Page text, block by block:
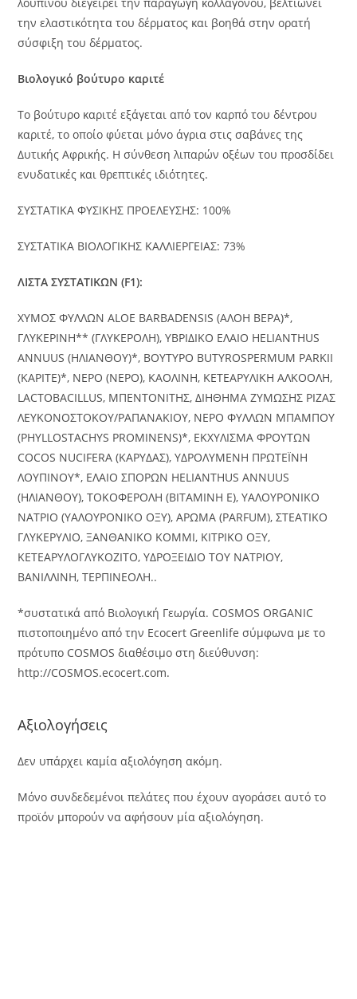
την ελαστικότητα του δέρματος και βοηθά στην ορατή
σύσφιξη του δέρματος.
Βιολογικό βούτυρο καριτέ
Το βούτυρο καριτέ εξάγεται από τον καρπό του δέντρου
καριτέ, το οποίο φύεται μόνο άγρια ​​στις σαβάνες της
Δυτικής Αφρικής. Η σύνθεση λιπαρών οξέων του προσδίδει
ενυδατικές και θρεπτικές ιδιότητες.
ΣΥΣΤΑΤΙΚΑ ΦΥΣΙΚΗΣ ΠΡΟΕΛΕΥΣΗΣ: 100%
ΣΥΣΤΑΤΙΚΑ ΒΙΟΛΟΓΙΚΗΣ ΚΑΛΛΙΕΡΓΕΙΑΣ: 73%
ΛΙΣΤΑ ΣΥΣΤΑΤΙΚΩΝ (F1):
ΧΥΜΟΣ ΦΥΛΛΩΝ ALOE BARBADENSIS (ΑΛΟΗ ΒΕΡΑ)*,
ΓΛΥΚΕΡΙΝΗ** (ΓΛΥΚΕΡΟΛΗ), ΥΒΡΙΔΙΚΟ ΕΛΑΙΟ HELIANTHUS
ANNUUS (ΗΛΙΑΝΘΟΥ)*, ΒΟΥΤΥΡΟ BUTYROSPERMUM PARKII
(ΚΑΡΙΤΕ)*, ΝΕΡΟ (ΝΕΡΟ), ΚΑΟΛΙΝΗ, ΚΕΤΕΑΡΥΛΙΚΗ ΑΛΚΟΟΛΗ,
LACTOBACILLUS, ΜΠΕΝΤΟΝΙΤΗΣ, ΔΙΗΘΗΜΑ ΖΥΜΩΣΗΣ ΡΙΖΑΣ
ΛΕΥΚΟΝΟΣΤΟΚΟΥ/ΡΑΠΑΝΑΚΙΟΥ, ΝΕΡΟ ΦΥΛΛΩΝ ΜΠΑΜΠΟΥ
(PHYLLOSTACHYS PROMINENS)*, ΕΚΧΥΛΙΣΜΑ ΦΡΟΥΤΩΝ
COCOS NUCIFERA (ΚΑΡΥΔΑΣ), ΥΔΡΟΛΥΜΕΝΗ ΠΡΩΤΕΪΝΗ
ΛΟΥΠΙΝΟΥ*, ΕΛΑΙΟ ΣΠΟΡΩΝ HELIANTHUS ANNUUS
(ΗΛΙΑΝΘΟΥ), ΤΟΚΟΦΕΡΟΛΗ (ΒΙΤΑΜΙΝΗ E), ΥΑΛΟΥΡΟΝΙΚΟ
ΝΑΤΡΙΟ (ΥΑΛΟΥΡΟΝΙΚΟ ΟΞΥ), ΑΡΩΜΑ (PARFUM), ΣΤΕΑΤΙΚΟ
ΓΛΥΚΕΡΥΛΙΟ, ΞΑΝΘΑΝΙΚΟ ΚΟΜΜΙ, ΚΙΤΡΙΚΟ ΟΞΥ,
ΚΕΤΕΑΡΥΛΟΓΛΥΚΟΖΙΤΟ, ΥΔΡΟΞΕΙΔΙΟ ΤΟΥ ΝΑΤΡΙΟΥ,
ΒΑΝΙΛΛΙΝΗ, ΤΕΡΠΙΝΕΟΛΗ..
*συστατικά από Βιολογική Γεωργία. COSMOS ORGANIC
πιστοποιημένο από την Ecocert Greenlife σύμφωνα με το
πρότυπο COSMOS διαθέσιμο στη διεύθυνση:
http://COSMOS.ecocert.com.
Αξιολογήσεις
Δεν υπάρχει καμία αξιολόγηση ακόμη.
Μόνο συνδεδεμένοι πελάτες που έχουν αγοράσει αυτό το
προϊόν μπορούν να αφήσουν μία αξιολόγηση.